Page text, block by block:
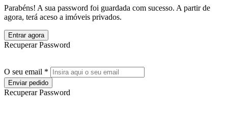
Parabéns! A sua password foi guardada com sucesso. A partir de
agora, terá aceso a imóveis privados.
Entrar agora
Recuperar Password
O seu email *
Enviar pedido
Recuperar Password